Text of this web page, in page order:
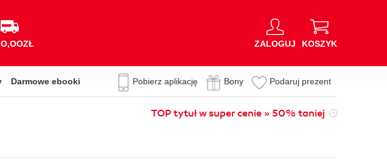
ZALOGUJ KOSZYK
Darmowe ebooki Pobierz aplikację Bony Podaruj prezent
TOP tytuł w super cenie » 50% taniej